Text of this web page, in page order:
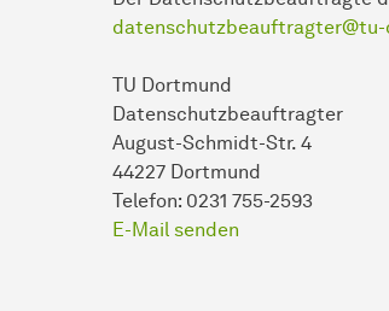
TU Dortmund
Datenschutzbeauftragter
August-Schmidt-Str. 4
44227 Dortmund
Telefon: 0231 755-2593
E-Mail senden